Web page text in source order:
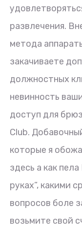
развлечения.
метода
закачиваете
должностных
невинность
доступ для
Club.
которые я
здесь а как
руках”, какими
вопросов боле
возьмите свой